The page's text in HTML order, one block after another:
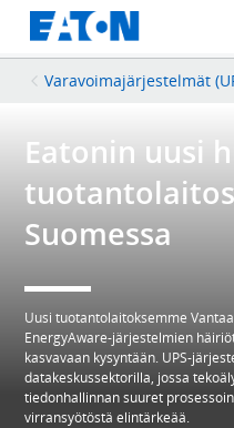
Varavoimajärjestelmät
Eatonin uusi
Suomessa
Uusi tuotantolaitoksemme
EnergyAware-järjestelmien
kasvavaan kysyntään. UPS-
datakeskussektorilla, jossa
tiedonhallinnan suuret
virransyötöstä elintärkeää.